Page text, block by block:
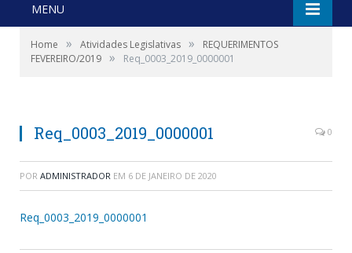
MENU
Home » Atividades Legislativas »
REQUERIMENTOS
FEVEREIRO/2019 » Req_0003_2019_0000001
Req_0003_2019_0000001 0
POR ADMINISTRADOR EM 6 DE JANEIRO DE 2020
Req_0003_2019_0000001